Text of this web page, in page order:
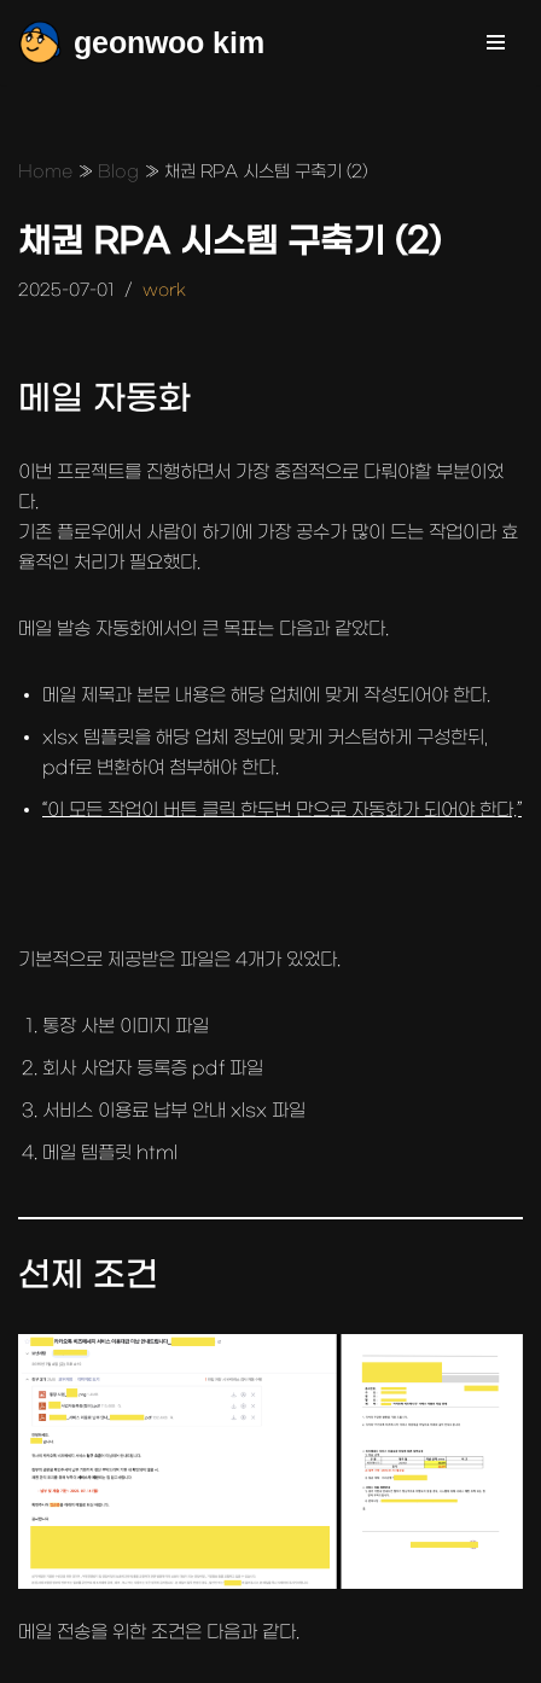
콘
뛰
geonwoo kim
Home » Blog » 채권 RPA 시스템 구축기 (2)
채권 RPA 시스템 구축기 (2)
2025-07-01 work
메일 자동화
이번 프로젝트를 진행하면서 가장 중점적으로 다뤄야할 부분이었
다.
기존 플로우에서 사람이 하기에 가장 공수가 많이 드는 작업이라 효
율적인 처리가 필요했다.
메일 발송 자동화에서의 큰 목표는 다음과 같았다.
메일 제목과 본문 내용은 해당 업체에 맞게 작성되어야 한다.
xlsx 템플릿을 해당 업체 정보에 맞게 커스텀하게 구성한뒤,
pdf로 변환하여 첨부해야 한다.
“이 모든 작업이 버튼 클릭 한두번 만으로 자동화가 되어야 한다.”
기본적으로 제공받은 파일은 4개가 있었다.
통장 사본 이미지 파일
회사 사업자 등록증 pdf 파일
서비스 이용료 납부 안내 xlsx 파일
메일 템플릿 html
선제 조건
메일 전송을 위한 조건은 다음과 같다.